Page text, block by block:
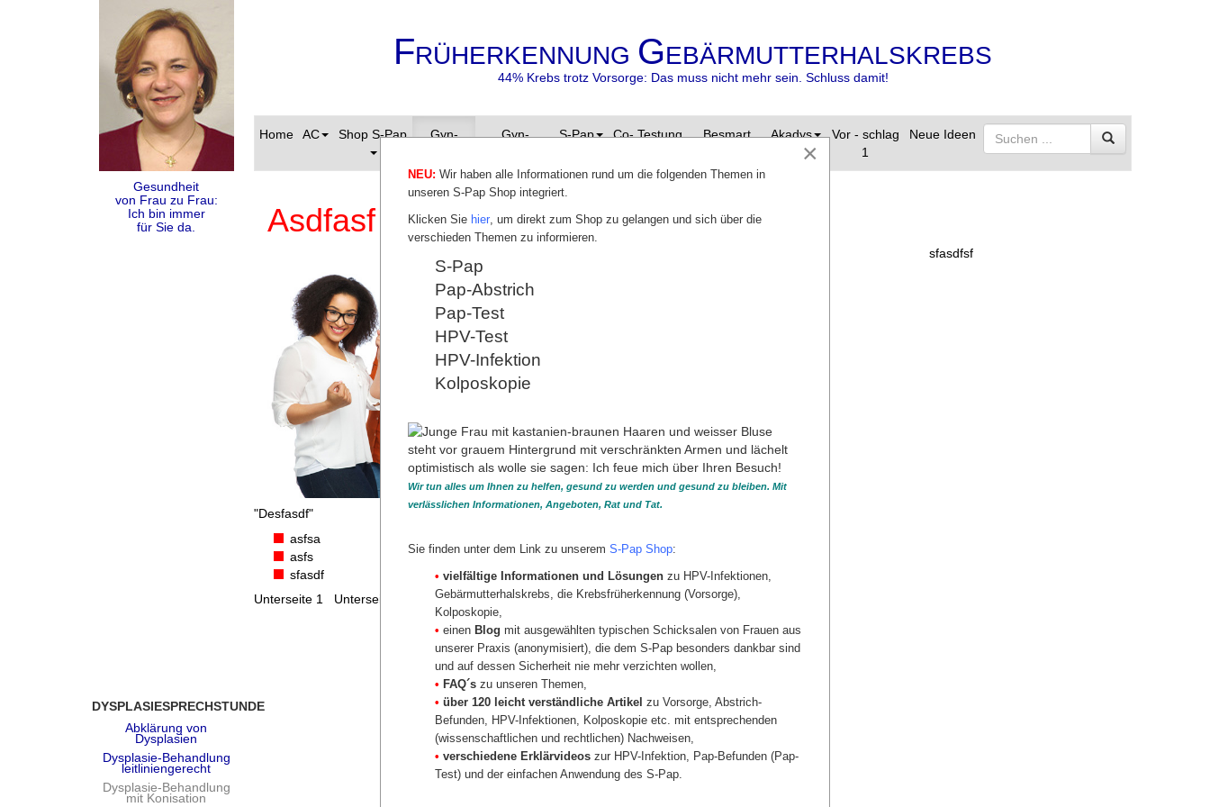
FRÜHERKENNUNG GEBÄRMUTTERHALSKREBS
44% Krebs trotz Vorsorge: Das muss nicht mehr sein. Schluss damit!
Home AC Shop S-Pap
Gyn-
Gyn-
S-Pap Co- Testung
Besmart
Akadys
Vor - schlag
1
Neue Ideen
Gesundheit
von Frau zu Frau:
Ich bin immer
für Sie da.
Asdfasf
sfasdfsf
"Desfasdf"
asfsa
asfs
sfasdf
Unterseite 1 Unterseite 2 Unterseite 3 Unterseite 4
DYSPLASIESPRECHSTUNDE
Abklärung von
Dysplasien
Dysplasie-Behandlung
leitliniengerecht
Dysplasie-Behandlung
mit Konisation
×
NEU: Wir haben alle Informationen rund um die folgenden Themen in
unseren S-Pap Shop integriert.
Klicken Sie hier , um direkt zum Shop zu gelangen und sich über die
verschieden Themen zu informieren.
S-Pap
Pap-Abstrich
Pap-Test
HPV-Test
HPV-Infektion
Kolposkopie
Wir tun alles um Ihnen zu helfen, gesund zu werden und gesund zu bleiben. Mit
verlässlichen Informationen, Angeboten, Rat und Tat.
Sie finden unter dem Link zu unserem S-Pap Shop:
• vielfältige Informationen und Lösungen zu HPV-Infektionen,
Gebärmutterhalskrebs, die Krebsfrüherkennung (Vorsorge),
Kolposkopie,
• einen Blog mit ausgewählten typischen Schicksalen von Frauen aus
unserer Praxis (anonymisiert), die dem S-Pap besonders dankbar sind
und auf dessen Sicherheit nie mehr verzichten wollen,
• FAQ´s zu unseren Themen,
• über 120 leicht verständliche Artikel zu Vorsorge, Abstrich-
Befunden, HPV-Infektionen, Kolposkopie etc. mit entsprechenden
(wissenschaftlichen und rechtlichen) Nachweisen,
• verschiedene Erklärvideos zur HPV-Infektion, Pap-Befunden (Pap-
Test) und der einfachen Anwendung des S-Pap.